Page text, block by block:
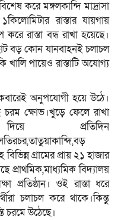
করে মঙ্গলকান্দি মাদ্রাসা
রাস্তার যায়গায়
রাস্তা বন্ধ রাখা হয়েছে।
বড় কোন যানবাহনই চলাচল
খালি পায়েও রাস্তাটি অযোগ্য
অনুপযোগী হয়ে উঠে।
ক্ষোভ।খুড়ে ফেলে রাখা
প্রতিদিন
গ্রামের প্রায় ২১ হাজার
বিদ্যালয়
প্রতিষ্ঠান। ওই রাস্তা ধরে
চলাচল করে থাকে।কিন্তু
চরমে উঠেছে।